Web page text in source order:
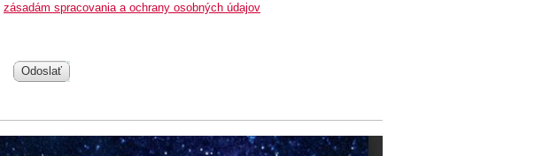
zásadám spracovania a ochrany osobných údajov
Odoslať